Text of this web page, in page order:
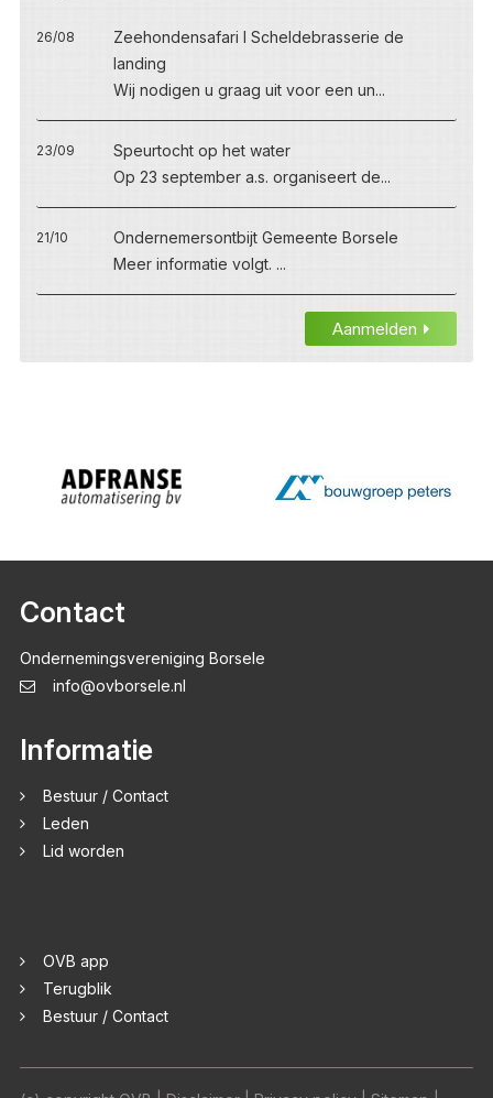
26/08
Zeehondensafari I Scheldebrasserie de
landing
Wij nodigen u graag uit voor een un...
23/09
Speurtocht op het water
Op 23 september a.s. organiseert de...
21/10
Ondernemersontbijt Gemeente Borsele
Meer informatie volgt. ...
Aanmelden
Contact
Ondernemingsvereniging Borsele
info@ovborsele.nl
Informatie
Bestuur / Contact
Leden
Lid worden
OVB app
Terugblik
Bestuur / Contact